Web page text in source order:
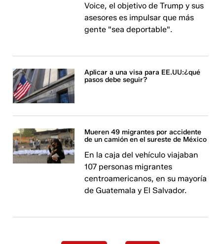
Voice, el objetivo de Trump y sus
asesores es impulsar que más
gente "sea deportable".
Aplicar a una visa para EE.UU:¿qué
pasos debe seguir?
Mueren 49 migrantes por accidente
de un camión en el sureste de México
En la caja del vehículo viajaban
107 personas migrantes
centroamericanos, en su mayoría
de Guatemala y El Salvador.